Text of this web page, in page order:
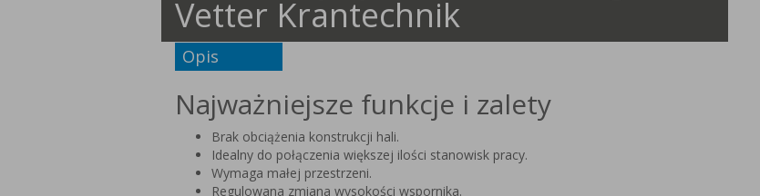
Vetter Krantechnik
Opis
Najważniejsze funkcje i zalety
Brak obciążenia konstrukcji hali.
Idealny do połączenia większej ilości stanowisk pracy.
Wymaga małej przestrzeni.
Regulowana zmiana wysokości wspornika.